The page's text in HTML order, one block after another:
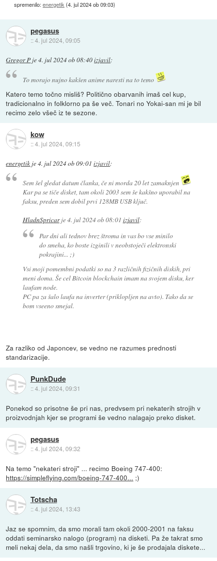
spremenilo:energetik(4. jul 2024 ob 09:03)
pegasus
::4. jul 2024, 09:05
Gregor P je4. jul 2024 ob 08:40izjavil:
To morajo nujno kakšen anime naresti na to temo
Katero temo točno misliš? Politično obarvanih imaš cel kup,
tradicionalno in folklorno pa še več. Tonari no Yokai-san mi je bil
recimo zelo všeč iz te sezone.
kow
::4. jul 2024, 09:15
energetik je4. jul 2024 ob 09:01 izjavil:
Sem šel gledat datum članka, če ni morda 20 let zamaknjen
Kar pa se tiče disket, tam okoli 2003 sem še kakšno uporabil na
faksu, preden sem dobil prvi 128MB USB ključ.
HladnSpricarje4. jul 2024 ob 08:01 izjavil:
Par dni ali tednov brez štroma in vas bo vse minilo
do smeha, ko boste izginili v neobstoječi elektronski
pokrajini... ;)
Vsi moji pomembni podatki so na 3 različnih fizičnih diskih, pri
meni doma. Še cel Bitcoin blockchain imam na svojem disku, ker
laufam node.
PC pa za šalo laufa na inverter (priklopljen na avto). Tako da se
bom vseeno smejal.
Za razliko od Japoncev, se vedno ne razumes prednosti
standarizacije.
PunkDude
::4. jul 2024, 09:31
Ponekod so prisotne še pri nas, predvsem pri nekaterih strojih v
proizvodnjah kjer se programi še vedno nalagajo preko disket.
pegasus
::4. jul 2024, 09:32
Na temo "nekateri stroji" ... recimo Boeing 747-400:
https://simpleflying.com/boeing-747-400... ;)
Totscha
::4. jul 2024, 13:43
Jaz se spomnim, da smo morali tam okoli 2000-2001 na faksu
oddati seminarsko nalogo (program) na disketi. Pa že takrat smo
meli nekaj dela, da smo našli trgovino, ki je še prodajala diskete...